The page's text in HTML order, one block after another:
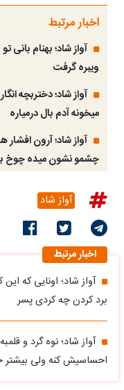
اخبار مرتبط
آواز شاد؛ بهنام
ویبره گرفت
آواز شاد؛ دختربچه
میخونه آدم بال درمیاره
آواز شاد؛ آرون
چشمو نشون میده چوخ
آواز شاد
اخبار مرتبط
آواز شاد؛ اونایی که
برد کردن چه کردی پسر
آواز شاد؛ نوه گرد و
احساسیش کنه ولی بیشتر